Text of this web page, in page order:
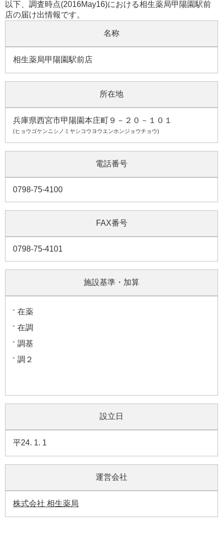
以下、調査時点(2016May16)における相生薬局甲陽園駅前
店の届け出情報です。
名称
相生薬局甲陽園駅前店
所在地
兵庫県西宮市甲陽園本庄町９－２０－１０１
(ヒョウゴケンニシノミヤシコウヨウエンホンジョウチョウ)
電話番号
0798-75-4100
FAX番号
0798-75-4101
施設基準・加算
在薬
在調
調基
調２
設立日
平24. 1. 1
運営会社
株式会社 相生薬局